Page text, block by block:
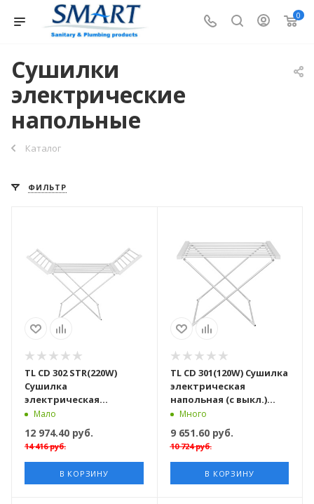
0
Сушилки
электрические
напольные
Каталог
ФИЛЬТР
TL CD 302 STR(220W)
Сушилка
электрическая
напольная раскладная
(с выкл.) 220В
Мало
12 974.40 руб.
14 416руб.
В КОРЗИНУ
TL CD 301(120W) Сушилка
электрическая
напольная (с выкл.)
220ВМного
9 651.60руб.
10 724руб.
В КОРЗИНУ